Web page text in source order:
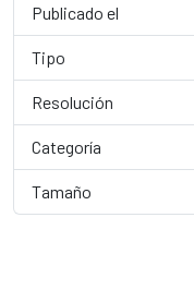
Publicado el
Tipo
Resolución
Categoría
Tamaño